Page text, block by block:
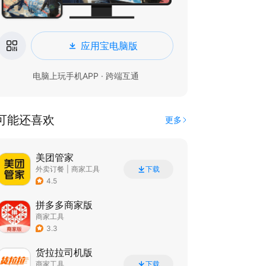
应用宝电脑版
电脑上玩手机APP · 跨端互通
能还喜欢 更多
美团管家
外卖订餐
商家工具
4.5
下载
拼多多商家版
商家工具
3.3
货拉拉司机版
商家工具 下载